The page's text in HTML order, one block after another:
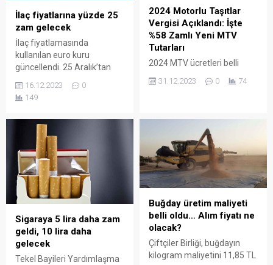
İlaç fiyatlarına yüzde 25
zam gelecek
İlaç fiyatlamasında
kullanılan euro kuru
güncellendi. 25 Aralık’tan
kararla ilaç fiyatlarına yüzde
25 zam gelecek.
16.12.2023
0
149
2024 Motorlu Taşıtlar
Vergisi Açıklandı: İşte
%58 Zamlı Yeni MTV
Tutarları
2024 MTV ücretleri belli
yeniden değerleme oranına
değişecek. İşte tüm araç
sınıfları için MTV ücretleri…
31.12.2023 0 74
Sigaraya 5 lira daha zam
geldi, 10 lira daha
gelecek
Tekel Bayileri Yardımlaşma
Buğday üretim maliyeti
belli oldu… Alım fiyatı ne
olacak?
Çiftçiler Birliği, buğdayın
kilogram maliyetini 11,85 TL